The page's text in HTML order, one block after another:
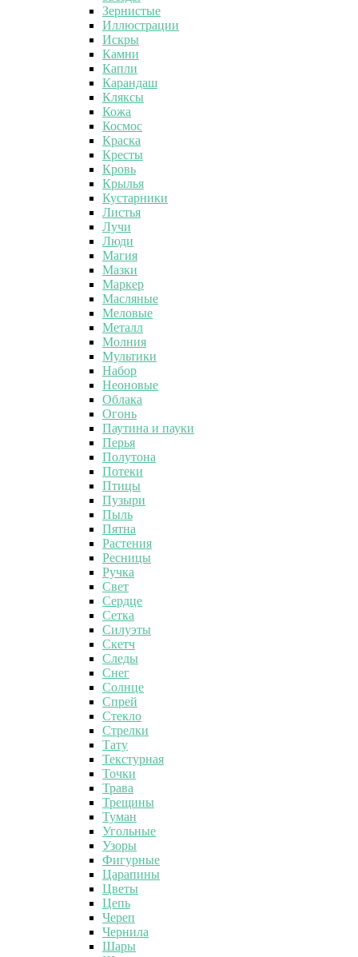
Зернистые
Иллюстрации
Искры
Камни
Капли
Карандаш
Кляксы
Кожа
Космос
Краска
Кресты
Кровь
Крылья
Кустарники
Листья
Лучи
Люди
Магия
Мазки
Маркер
Масляные
Меловые
Металл
Молния
Мультики
Набор
Неоновые
Облака
Огонь
Паутина и пауки
Перья
Полутона
Потеки
Птицы
Пузыри
Пыль
Пятна
Растения
Ресницы
Ручка
Свет
Сердце
Сетка
Силуэты
Скетч
Следы
Снег
Солнце
Спрей
Стекло
Стрелки
Тату
Текстурная
Точки
Трава
Трещины
Туман
Угольные
Узоры
Фигурные
Царапины
Цветы
Цепь
Череп
Чернила
Шары